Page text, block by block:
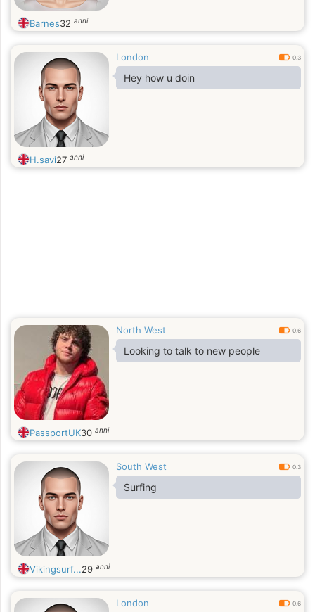
Barnes32 anni
London 0.3
Hey how u doin
H.savi27 anni
North West 0.6
Looking to talk to new people
PassportUK30 anni
South West 0.3
Surfing
Vikingsurf...29 anni
London 0.6